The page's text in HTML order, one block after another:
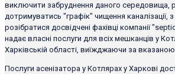
виключити забруднення даного середовища,
дотримуватись "графік" чищення каналізації,
розібратися досвідчені фахівці компанії
надає власні послуги для всіх мешканців у
Харківській області, виїжджаючи за
Послуги асенізатора у Котлярах у Харкові